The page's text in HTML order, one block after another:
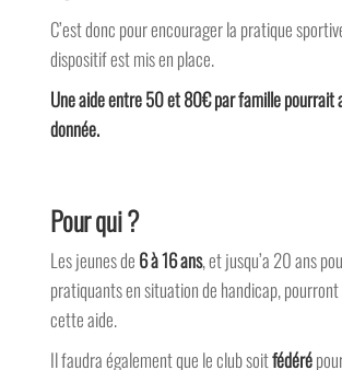
C’est donc pour encourager la pratique
dispositif est mis en place.
Une aide entre 50 et 80€ par famille pourrait
donnée.
Pour qui ?
Les jeunes de 6 à 16 ans, et jusqu’a 20 ans
pratiquants en situation de handicap,
cette aide.
Il faudra également que le club soitfédéré